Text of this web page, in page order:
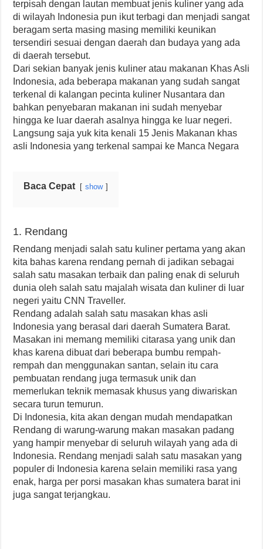
terpisah dengan lautan membuat jenis kuliner yang ada
di wilayah Indonesia pun ikut terbagi dan menjadi sangat
beragam serta masing masing memiliki keunikan
tersendiri sesuai dengan daerah dan budaya yang ada
di daerah tersebut.
Dari sekian banyak jenis kuliner atau makanan Khas Asli
Indonesia, ada beberapa makanan yang sudah sangat
terkenal di kalangan pecinta kuliner Nusantara dan
bahkan penyebaran makanan ini sudah menyebar
hingga ke luar daerah asalnya hingga ke luar negeri.
Langsung saja yuk kita kenali 15 Jenis Makanan khas
asli Indonesia yang terkenal sampai ke Manca Negara
Baca Cepat show
1. Rendang
Rendang menjadi salah satu kuliner pertama yang akan
kita bahas karena rendang pernah di jadikan sebagai
salah satu masakan terbaik dan paling enak di seluruh
dunia oleh salah satu majalah wisata dan kuliner di luar
negeri yaitu CNN Traveller.
Rendang adalah salah satu masakan khas asli
Indonesia yang berasal dari daerah Sumatera Barat.
Masakan ini memang memiliki citarasa yang unik dan
khas karena dibuat dari beberapa bumbu rempah-
rempah dan menggunakan santan, selain itu cara
pembuatan rendang juga termasuk unik dan
memerlukan teknik memasak khusus yang diwariskan
secara turun temurun.
Di Indonesia, kita akan dengan mudah mendapatkan
Rendang di warung-warung makan masakan padang
yang hampir menyebar di seluruh wilayah yang ada di
Indonesia. Rendang menjadi salah satu masakan yang
populer di Indonesia karena selain memiliki rasa yang
enak, harga per porsi masakan khas sumatera barat ini
juga sangat terjangkau.